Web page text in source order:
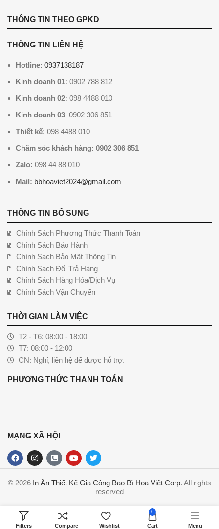
THÔNG TIN THEO GPKD
THÔNG TIN LIÊN HỆ
Hotline: 0937138187
Kinh doanh 01: 0902 788 812
Kinh doanh 02: 098 4488 010
Kinh doanh 03: 0902 306 851
Thiết kế: 098 4488 010
Chăm sóc khách hàng: 0902 306 851
Zalo: 098 44 88 010
Mail: bbhoaviet2024@gmail.com
THÔNG TIN BỔ SUNG
Chính Sách Phương Thức Thanh Toán
Chính Sách Bảo Hành
Chính Sách Bảo Mật Thông Tin
Chính Sách Đổi Trả Hàng
Chính Sách Hàng Hóa/Dịch Vụ
Chính Sách Vận Chuyển
THỜI GIAN LÀM VIỆC
T2 - T6: 08:00 - 18:00
T7: 08:00 - 12:00
CN: Nghỉ, liên hệ để được hỗ trợ.
PHƯƠNG THỨC THANH TOÁN
MẠNG XÃ HỘI
© 2026 In Ấn Thiết Kế Gia Công Bao Bì Hoa Việt Corp. All rights
reserved
Filters Compare Wishlist
0
Cart Menu